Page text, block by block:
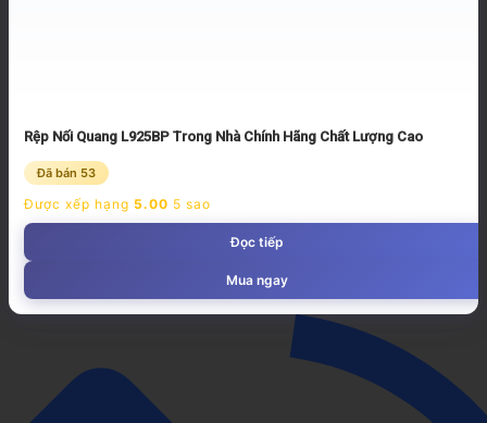
Rệp Nối Quang L925BP Trong Nhà Chính Hãng Chất Lượng Cao
Đã bán 53
Được xếp hạng 5.00 5 sao
Đọc tiếp
Mua ngay